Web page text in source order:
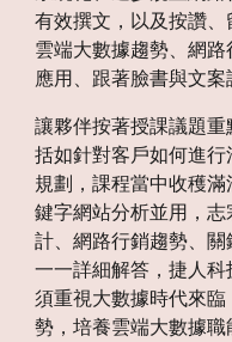
有效撰文，以及按讚
雲端大數據趨勢、網
應用、跟著臉書與文案
讓夥伴按著授課議題
括如針對客戶如何進
規劃，課程當中收穫
鍵字網站分析並用，
計、網路行銷趨勢、
一一詳細解答，捷人
須重視大數據時代來
勢，培養雲端大數據